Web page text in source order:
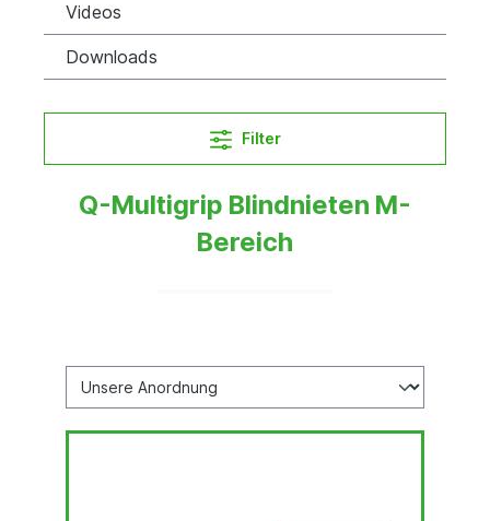
Videos
Downloads
Filter
Q-Multigrip Blindnieten M-
Bereich